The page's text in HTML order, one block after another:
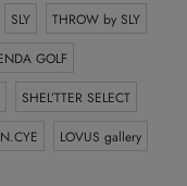
SLY
THROW by SLY
GOLF
SHEL’TTER SELECT
LOVUS gallery